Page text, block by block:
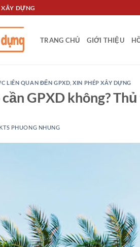
DỰNG
TRANG CHỦ GIỚI THIỆU
LIÊN QUAN ĐẾN GPXD ,XIN PHÉP XÂY DỰNG
cần GPXD không?
KTS PHUONG NHUNG